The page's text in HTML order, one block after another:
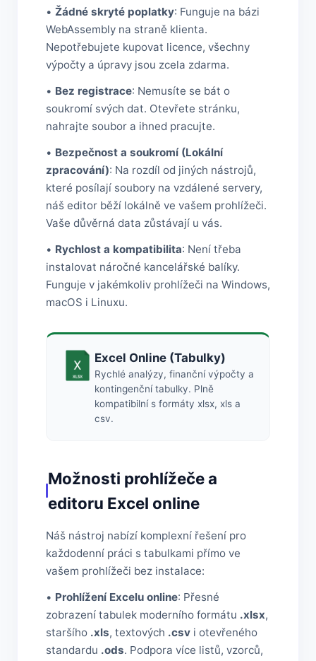
• Žádné skryté poplatky: Funguje na bázi
WebAssembly na straně klienta.
Nepotřebujete kupovat licence, všechny
výpočty a úpravy jsou zcela zdarma.
• Bez registrace: Nemusíte se bát o
soukromí svých dat. Otevřete stránku,
nahrajte soubor a ihned pracujte.
• Bezpečnost a soukromí (Lokální
zpracování): Na rozdíl od jiných nástrojů,
které posílají soubory na vzdálené servery,
náš editor běží lokálně ve vašem prohlížeči.
Vaše důvěrná data zůstávají u vás.
• Rychlost a kompatibilita: Není třeba
instalovat náročné kancelářské balíky.
Funguje v jakémkoliv prohlížeči na Windows,
macOS i Linuxu.
Excel Online (Tabulky)
Rychlé analýzy, finanční výpočty a
kontingenční tabulky. Plně
kompatibilní s formáty xlsx, xls a
csv.
Možnosti prohlížeče a
editoru Excel online
Náš nástroj nabízí komplexní řešení pro
každodenní práci s tabulkami přímo ve
vašem prohlížeči bez instalace:
• Prohlížení Excelu online: Přesné
zobrazení tabulek moderního formátu .xlsx,
staršího .xls, textových .csv i otevřeného
standardu .ods. Podpora více listů, vzorců,